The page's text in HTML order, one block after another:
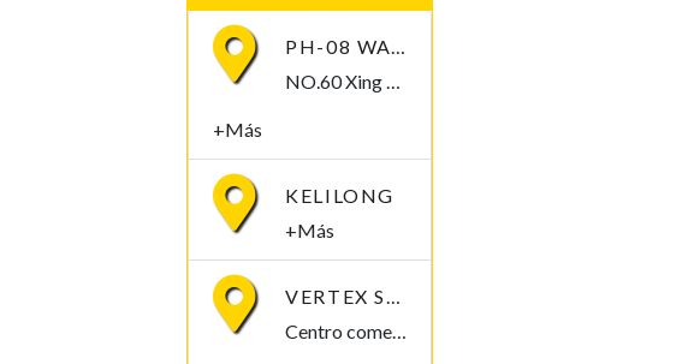
PH-08 WATERPROOF PEN-TYPE SOIL PH METER
NO.60 Xing Ye Middle Road Fuan Fujian China , 355019,
+Más
KELILONG
+Más
VERTEX SOLUCIONES S.L.
Centro comercial Mbuña Bocamba, primera planta. Bata, Litoral , Guinea Ecuatorial